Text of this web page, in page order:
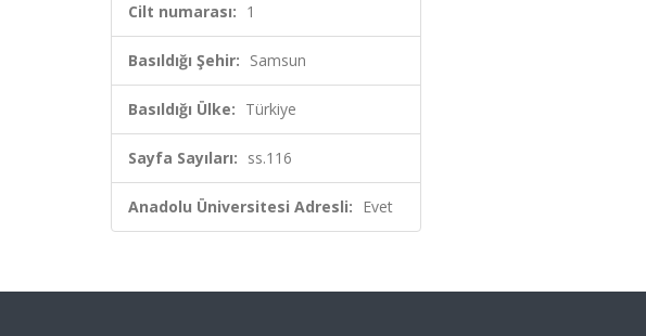
Cilt numarası: 1
Basıldığı Şehir: Samsun
Basıldığı Ülke: Türkiye
Sayfa Sayıları: ss.116
Anadolu Üniversitesi Adresli: Evet